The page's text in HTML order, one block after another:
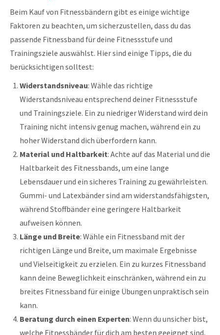
Beim Kauf von Fitnessbändern gibt es einige wichtige
Faktoren zu beachten, um sicherzustellen, dass du das
passende Fitnessband für deine Fitnessstufe und
Trainingsziele auswählst. Hier sind einige Tipps, die du
berücksichtigen solltest:
Widerstandsniveau: Wähle das richtige
Widerstandsniveau entsprechend deiner Fitnessstufe
und Trainingsziele. Ein zu niedriger Widerstand wird dein
Training nicht intensiv genug machen, während ein zu
hoher Widerstand dich überfordern kann.
Material und Haltbarkeit: Achte auf das Material und die
Haltbarkeit des Fitnessbands, um eine lange
Lebensdauer und ein sicheres Training zu gewährleisten.
Gummi- und Latexbänder sind am widerstandsfähigsten,
während Stoffbänder eine geringere Haltbarkeit
aufweisen können.
Länge und Breite: Wähle ein Fitnessband mit der
richtigen Länge und Breite, um maximale Ergebnisse
und Vielseitigkeit zu erzielen. Ein zu kurzes Fitnessband
kann deine Beweglichkeit einschränken, während ein zu
breites Fitnessband für einige Übungen unpraktisch sein
kann.
Beratung durch einen Experten: Wenn du unsicher bist,
welche Fitnessbänder für dich am besten geeignet sind,